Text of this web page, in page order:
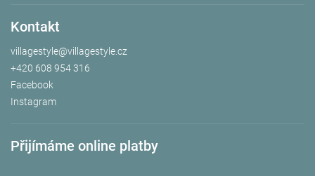
Kontakt
villagestyle@villagestyle.cz
+420 608 954 316
Facebook
Instagram
Přijímáme online platby